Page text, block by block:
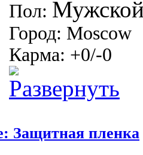
Пол:
Город: Moscow
Карма: +0/-0
Защитная пленка